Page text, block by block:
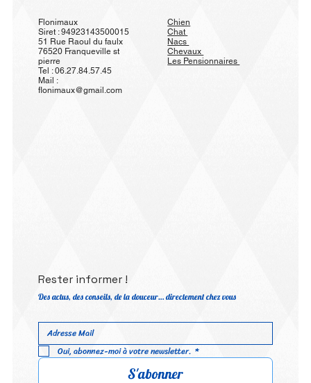
Flonimaux
Siret : 94923143500015
51 Rue Raoul du faulx
76520 Franqueville st
pierre
Tel : 06.27.84.57.45
Mail :
flonimaux@gmail.com
Chien
Chat
Nacs
Chevaux
Les Pensionnaires
Rester informer !
Des actus, des conseils, de la douceur… directement chez vous
Oui, abonnez-moi à votre newsletter. *
S'abonner